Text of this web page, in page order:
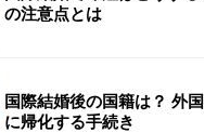
の注意点とは
国際結婚後の国籍は？ 外
に帰化する手続き